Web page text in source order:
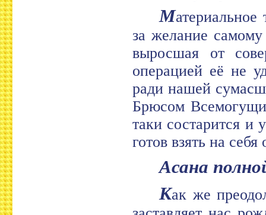
М
за желание
выросшая от
операцией её не
ради нашей
Брюсом
таки состарится и
готов взять на
Асана
Как же